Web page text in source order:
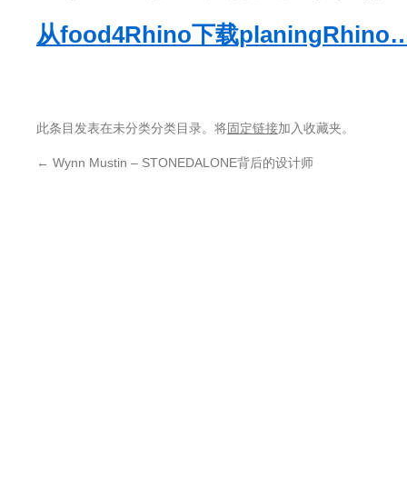
从food4Rhino下载
此条目发表在未分类分类目录。将固定链接加入收藏夹。
← Wynn Mustin – STONEDALONE背后的设计师